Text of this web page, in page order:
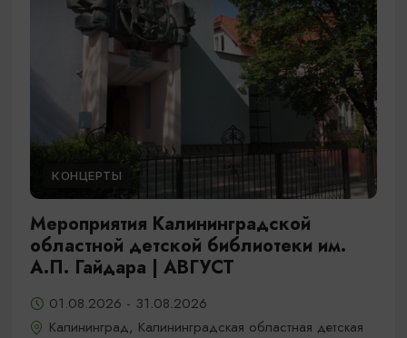
КОНЦЕРТЫ
Мероприятия Калининградской
областной детской библиотеки им.
А.П. Гайдара | АВГУСТ
01.08.2026 - 31.08.2026
Калининград, Калининградская областная детская